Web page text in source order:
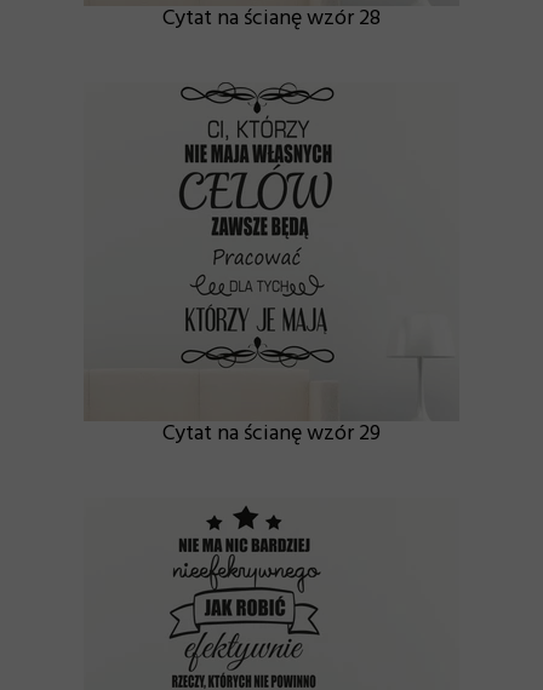
Cytat na ścianę wzór 28
Cytat na ścianę wzór 29